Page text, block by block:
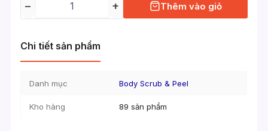
− + Thêm vào giỏ
Chi tiết sản phẩm
Danh mục Body Scrub & Peel
Kho hàng 89 sản phẩm